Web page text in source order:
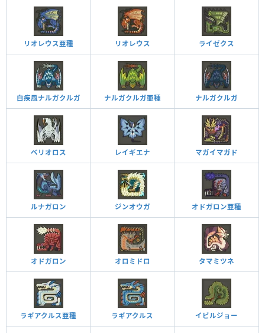
リオレウス亜種 リオレウス ライゼクス
白疾風ナルガクルガ ナルガクルガ亜種 ナルガクルガ
ベリオロス レイギエナ マガイマガド
ルナガロン ジンオウガ オドガロン亜種
オドガロン オロミドロ タマミツネ
ラギアクルス亜種 ラギアクルス イビルジョー